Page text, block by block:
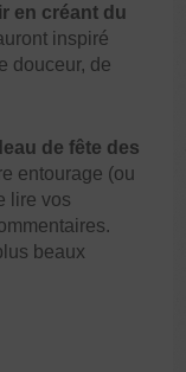
en créant du
inspiré
douceur, de
de fête des
entourage (ou
lire vos
beaux